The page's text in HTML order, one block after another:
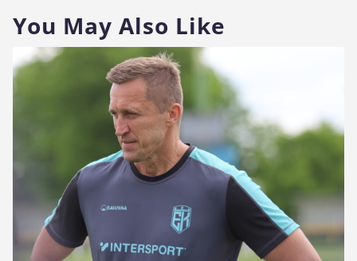
You May Also Like